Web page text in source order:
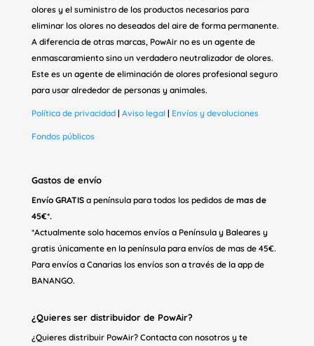
olores y el suministro de los productos necesarios para
eliminar los olores no deseados del aire de forma permanente.
A diferencia de otras marcas, PowAir no es un agente de
enmascaramiento sino un verdadero neutralizador de olores.
Este es un agente de eliminación de olores profesional seguro
para usar alrededor de personas y animales.
Política de privacidad| Aviso legal| Envíos y devoluciones
Fondos públicos
Gastos de envío
Envío GRATISa península para todos los pedidos de mas de
45€*.
*Actualmente solo hacemos envíos a Península y Baleares y
gratis únicamente en la península para envíos de mas de 45€.
Para envíos a Canarias los envíos son a través de la app de
BANANGO.
¿Quieres ser distribuidor de PowAir?
¿Quieres distribuir PowAir? Contacta con nosotros y te